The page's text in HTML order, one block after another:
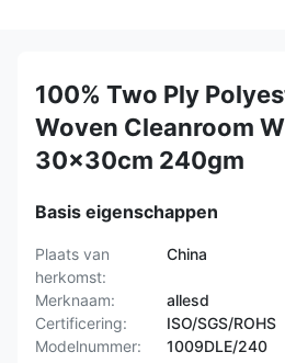
100% Two Ply
Woven Cleanroom
30x30cm 240gm
Basis eigenschappen
Plaats van
herkomst:
China
Merknaam:
allesd
Certificering:
ISO/SGS/ROHS
Modelnummer:
1009DLE/240